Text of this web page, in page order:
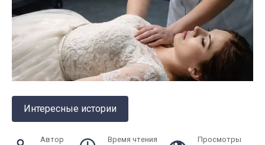
Интересные истории
Автор Время чтения Просмотры